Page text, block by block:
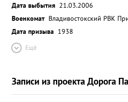
Дата выбытия 21.03.2006
Военкомат Владивостокский РВК
Дата призыва 1938
Ещё
Записи из проекта Дорога